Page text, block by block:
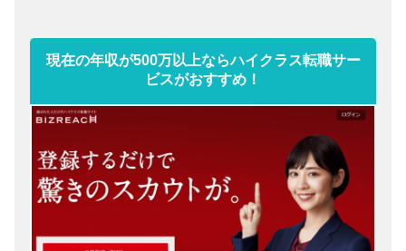
現在の年収が500万以上ならハイクラス転職サー
ビスがおすすめ！